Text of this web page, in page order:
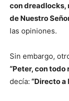
con dreadlocks,
de Nuestro
las opiniones.
Sin embargo,
“Peter, con todo
decía: “Directo a